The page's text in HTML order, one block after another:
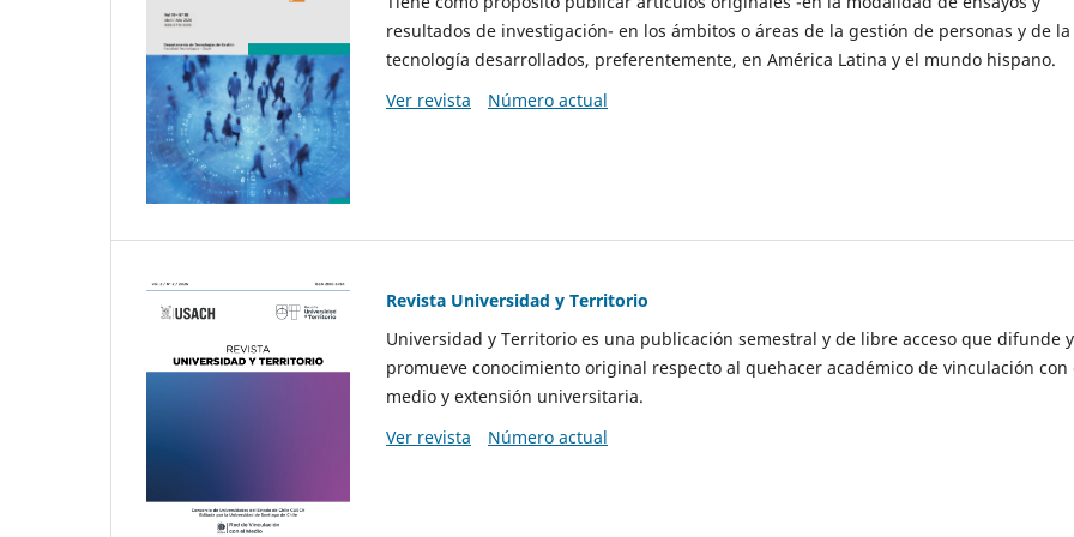
resultados de investigación- en los ámbitos o áreas de la gestión de personas y de la
tecnología desarrollados, preferentemente, en América Latina y el mundo hispano.
Ver revista
Número actual
Revista Universidad y Territorio
Universidad y Territorio es una publicación semestral y de libre acceso que difunde y
promueve conocimiento original respecto al quehacer académico de vinculación con
medio y extensión universitaria.
Ver revista
Número actual